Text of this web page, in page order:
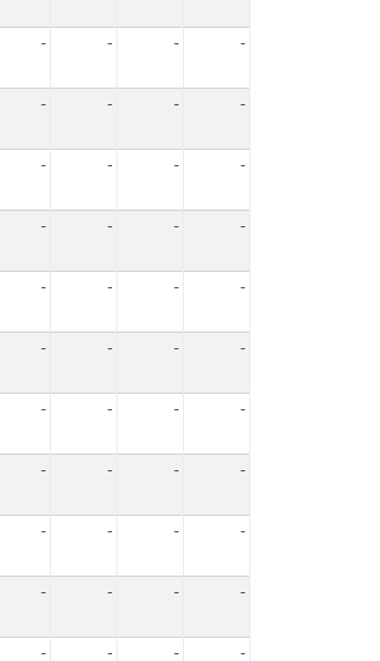
- - - -
- - - -
- - - -
- - - -
- - - -
- - - -
- - - -
- - - -
- - - -
- - - -
- - - -